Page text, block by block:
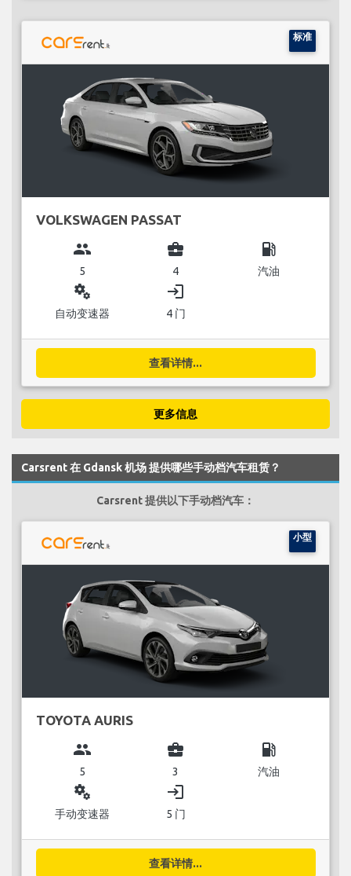
标准
VOLKSWAGEN PASSAT
group
5
business_center
4
local_gas_station
汽油
miscellaneous_services
自动变速器
login
4 门
查看详情...
更多信息
Carsrent 在 Gdansk 机场 提供哪些手动档汽车租赁？
Carsrent 提供以下手动档汽车：
小型
TOYOTA AURIS
group
5
business_center
3
local_gas_station
汽油
miscellaneous_services
手动变速器
login
5 门
查看详情...